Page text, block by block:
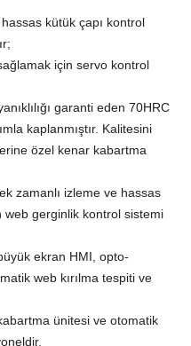
kütük çapı kontrol
için servo kontrol
garanti eden 70HRC
kaplanmıştır. Kalitesini
özel kenar kabartma
zamanlı izleme ve hassas
web gerginlik kontrol sistemi
ekran HMI, opto-
web kırılma tespiti ve
ünitesi ve otomatik